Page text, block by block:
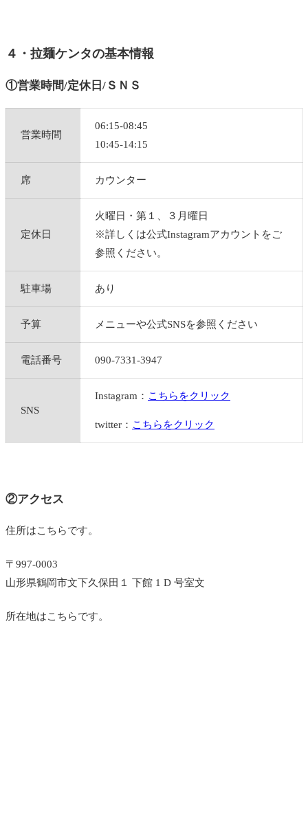
４・拉麺ケンタの基本情報
①営業時間/定休日/ＳＮＳ
営業時間
06:15-08:45
10:45-14:15
席 カウンター
定休日
火曜日・第１、３月曜日
※詳しくは公式Instagramアカウントをご
参照ください。
駐車場 あり
予算 メニューや公式SNSを参照ください
電話番号 090-7331-3947
SNS
Instagram： こちらをクリック
twitter： こちらをクリック
②アクセス
住所はこちらです。
〒997-0003
山形県鶴岡市文下久保田１ 下館 1 D 号室文
所在地はこちらです。